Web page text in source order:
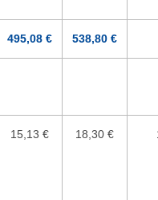
495,08 € 538,80 €
15,13 € 18,30 €